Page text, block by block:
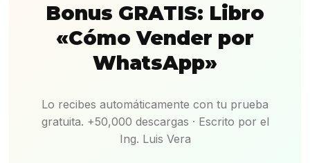
Bonus GRATIS: Libro
«Cómo Vender por
WhatsApp»
Lo recibes automáticamente con tu prueba
gratuita. +50,000 descargas · Escrito por el
Ing. Luis Vera